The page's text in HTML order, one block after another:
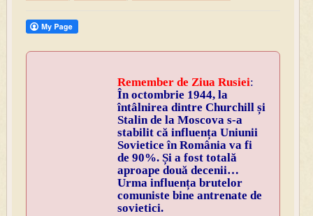
Remember de Ziua Rusiei:
În octombrie 1944, la
întâlnirea dintre Churchill și
Stalin de la Moscova s-a
stabilit că influența Uniunii
Sovietice în România va fi
de 90%. Și a fost totală
aproape două decenii…
Urma influența brutelor
comuniste bine antrenate de
sovietici.